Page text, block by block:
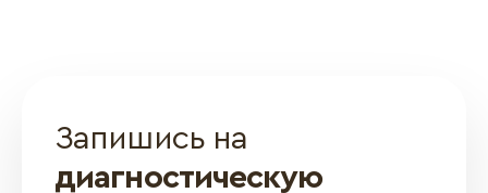
Запишись на
диагностическую